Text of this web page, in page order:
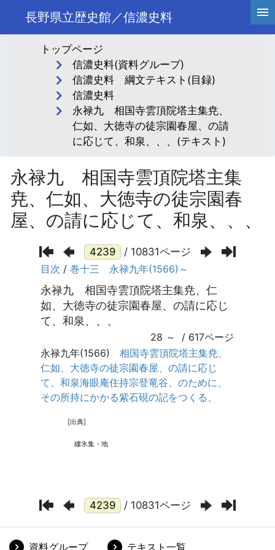
長野県立歴史館／信濃史料
トップページ
信濃史料(資料グループ)
信濃史料 綱文テキスト(目録)
信濃史料
永禄九 相国寺雲頂院塔主集尭、
仁如、大徳寺の徒宗園春屋、の請
に応じて、和泉、、、(テキスト)
永禄九 相国寺雲頂院塔主集
尭、仁如、大徳寺の徒宗園春
屋、の請に応じて、和泉、、、
/ 10831ページ
/ 10831ページ
資料グループ テキスト一覧